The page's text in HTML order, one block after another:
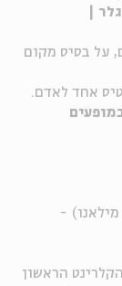
גלר |
על בסיס מקום
אחד לאדם.
-
הראשון